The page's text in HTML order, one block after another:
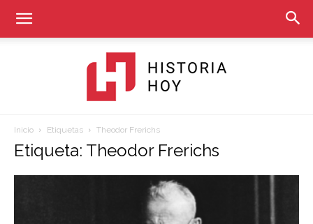
Historia
Hoy
Inicio Etiquetas Theodor Frerichs
Etiqueta: Theodor Frerichs